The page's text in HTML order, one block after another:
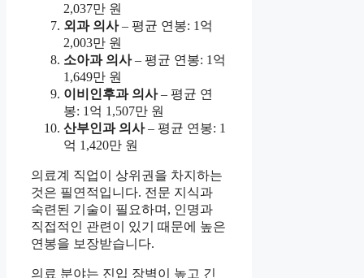
2,037만 원
외과 의사– 평균 연봉: 1억
2,003만 원
소아과 의사– 평균 연봉: 1억
1,649만 원
이비인후과 의사– 평균 연
봉: 1억 1,507만 원
산부인과 의사– 평균 연봉: 1
억 1,420만 원
의료계 직업이 상위권을 차지하는
것은 필연적입니다. 전문 지식과
숙련된 기술이 필요하며, 인명과
직접적인 관련이 있기 때문에 높은
연봉을 보장받습니다.
의료 분야는 진입 장벽이 높고 긴